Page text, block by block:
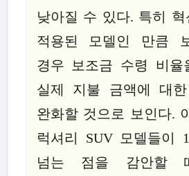
낮아질 수 있다. 특히 혁
적용된 모델인 만큼
경우 보조금 수령 비율
실제 지불 금액에 대
완화할 것으로 보인다.
럭셔리 SUV 모델들이
넘는 점을 감안할